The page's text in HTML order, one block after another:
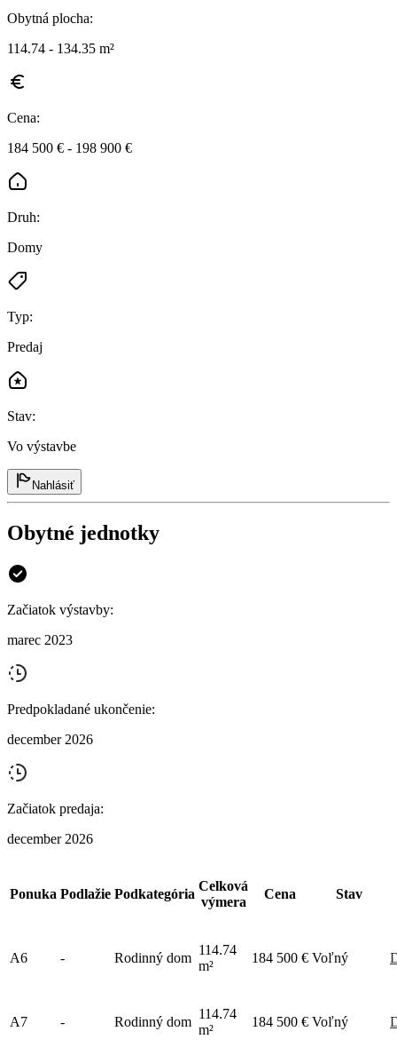
Obytná plocha:
114.74 - 134.35 m²
Cena:
184 500 € - 198 900 €
Druh:
Domy
Typ:
Predaj
Stav:
Vo výstavbe
Nahlásiť
Obytné jednotky
Začiatok výstavby:
marec 2023
Predpokladané ukončenie:
december 2026
Začiatok predaja:
december 2026
Ponuka Podlažie Podkategória
Celková
výmera
Cena Stav
A6 - Rodinný dom
114.74
m²
184 500 € Voľný
A7 - Rodinný dom
114.74
m²
184 500 € Voľný